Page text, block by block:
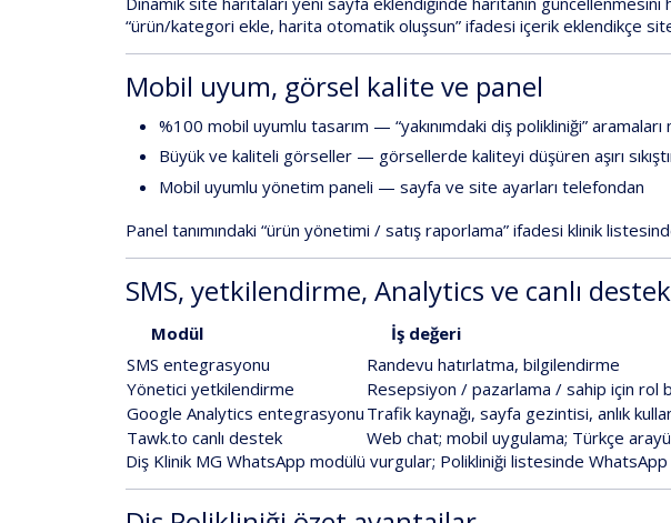
“ürün/kategori ekle, harita otomatik oluşsun” ifadesiiçerik eklendikçe
Mobil uyum, görsel kalite ve panel
%100 mobil uyumlu tasarım — “yakınımdaki diş polikliniği”
Büyük ve kaliteli görseller — görsellerde kaliteyi düşüren aşırı
Mobil uyumlu yönetim paneli — sayfa ve site ayarları telefondan
Panel tanımındaki“ürün yönetimi / satış raporlama” ifadesiklinik
SMS, yetkilendirme, Analytics ve canlı destek
Modül
İş değeri
SMS entegrasyonu
Randevu hatırlatma, bilgilendirme
Yönetici yetkilendirme
Resepsiyon / pazarlama / sahip için rol
Google Analytics entegrasyonu Trafik kaynağı, sayfa gezintisi, anlık
Tawk.to canlı destek
Web chat; mobil uygulama; Türkçe
Diş Klinik MG WhatsApp modülü vurgular; Polikliniği listesinde